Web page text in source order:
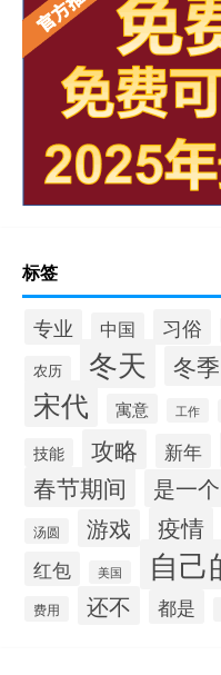
标签
专业 中国 习俗
农历 冬天 冬季
宋代 寓意 工作
技能 攻略 新年
春节期间 是一个
汤圆 游戏 疫情
红包
美国 自己
费用 还不 都是